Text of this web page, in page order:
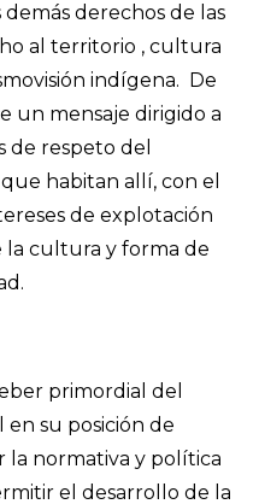
derechos de las
al territorio , cultura
indígena. De
un mensaje dirigido a
de respeto del
habitan allí, con el
de explotación
la cultura y forma de
primordial del
en su posición de
normativa y política
el desarrollo de la